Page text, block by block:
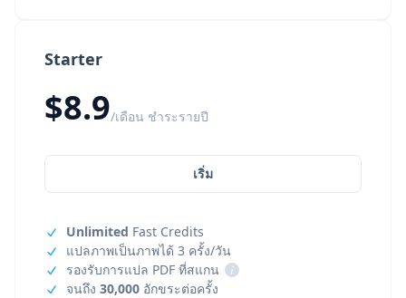
Starter
$8.9/เดือน ชำระรายปี
เริ่ม
Unlimited Fast Credits
แปลภาพเป็นภาพได้ 3 ครั้ง/วัน
รองรับการแปล PDF ที่สแกน
i
จนถึง 30,000 อักขระต่อครั้ง